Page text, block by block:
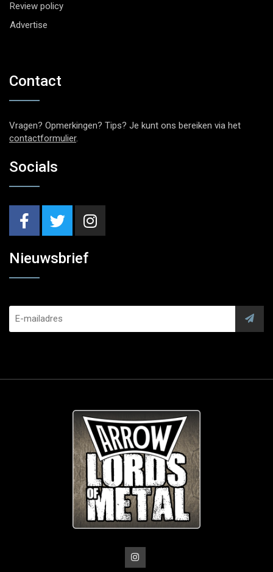
Review policy
Advertise
Contact
Vragen? Opmerkingen? Tips? Je kunt ons bereiken via het
contactformulier.
Socials
Nieuwsbrief